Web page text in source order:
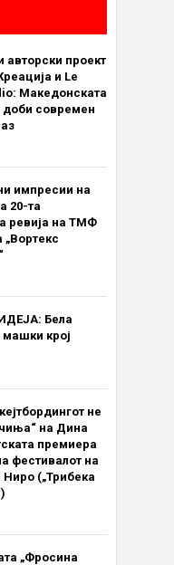
авторски проект
и Le
Македонската
доби современ
импресии на
20-та
ревија на ТМФ
„Вортекс
Бела
крој
не
на Дина
премиера
фестивалот на
(„Трибека
„Фросина